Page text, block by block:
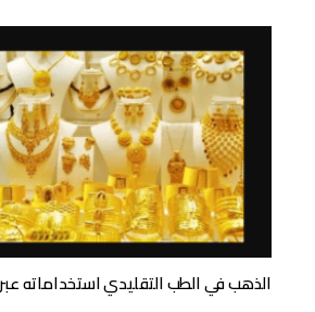
الذهب في الطب التقليدي استخداماته